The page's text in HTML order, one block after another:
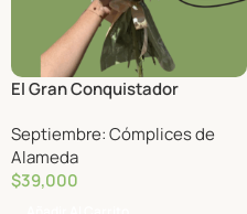
El Gran Conquistador
Septiembre: Cómplices de
Alameda
$39,000